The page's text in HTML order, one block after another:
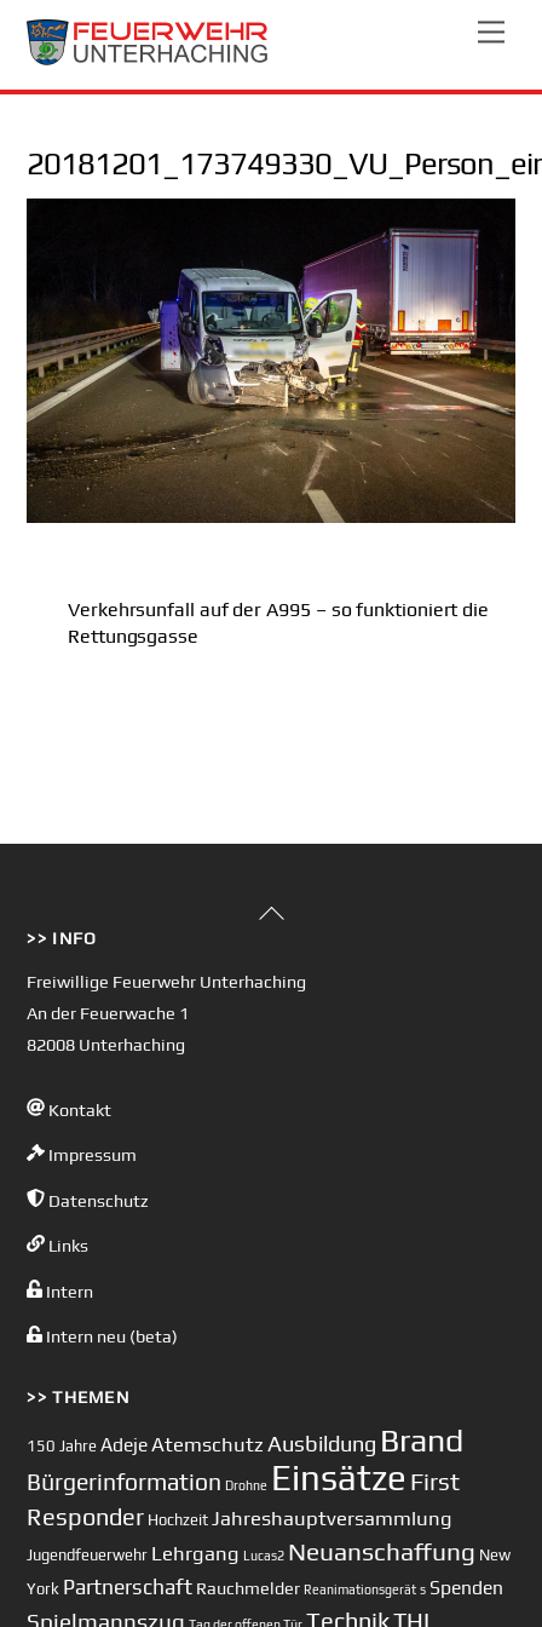
Skip
Verkehrsunfall auf der A995 – so funktioniert die
Rettungsgasse
Back
>> INFO
Freiwillige Feuerwehr Unterhaching
An der Feuerwache 1
82008 Unterhaching
Kontakt
Impressum
Datenschutz
Links
Intern
Intern neu (beta)
>> THEMEN
150 Jahre AdejeAtemschutz Ausbildung Brand
Bürgerinformation Drohne Einsätze First
Responder Hochzeit Jahreshauptversammlung
Jugendfeuerwehr Lehrgang Lucas2 Neuanschaffung New
York Partnerschaft Rauchmelder Reanimationsgerät s Spenden
Spielmannszug TechnikTHL